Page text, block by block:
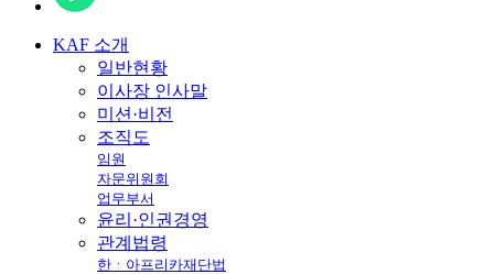
KAF 소개
일반현황
이사장 인사말
미션·비전
조직도
임원
자문위원회
업무부서
윤리·인권경영
관계법령
한ㆍ아프리카재단법